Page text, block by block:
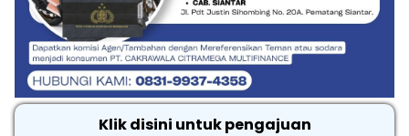
Klik disini untuk pengajuan